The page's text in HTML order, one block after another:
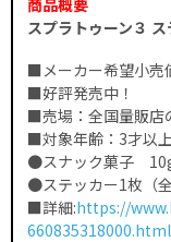
商品概要
スプラトゥーン３
■メーカー希望小売
■好評発売中！
■売場：全国量販店
■対象年齢：3才以
●スナック菓子
●ステッカー1枚（全
■詳細:https://
660835318000.html